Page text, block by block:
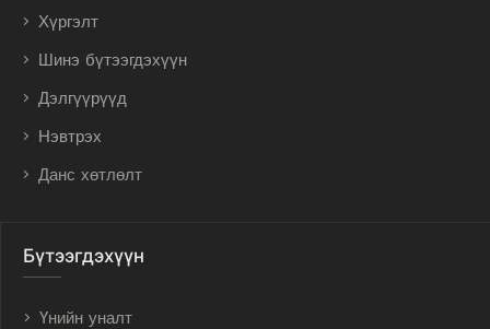
Хүргэлт
Шинэ бүтээгдэхүүн
Дэлгүүрүүд
Нэвтрэх
Данс хөтлөлт
Бүтээгдэхүүн
Үнийн уналт